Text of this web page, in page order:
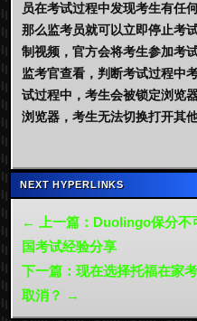
员在考试过程中发现考生有任
那么监考员就可以立即停止考
制视频，官方会将考生参加考
监考官查看，判断考试过程中
试过程中，考生会被锁定浏览
浏览器，考生无法切换打开其他
NEXT HYPERLINKS
← 上一篇：Duolingo保分不
国考试经验分享
下一篇：现在选择托福在家
取消？ →